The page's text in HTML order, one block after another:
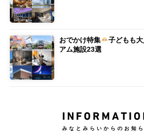
おでかけ特集
子どもも
アム施設23選
みなとみらいからのお知ら